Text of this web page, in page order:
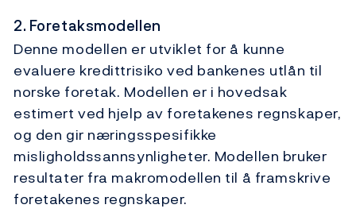
2. Foretaksmodellen
Denne modellen er utviklet for å kunne
evaluere kredittrisiko ved bankenes utlån til
norske foretak. Modellen er i hovedsak
estimert ved hjelp av foretakenes regnskaper,
og den gir næringsspesifikke
misligholdssannsynligheter. Modellen bruker
resultater fra makromodellen til å framskrive
foretakenes regnskaper.